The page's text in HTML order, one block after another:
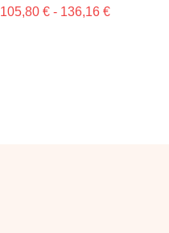
105,80 € - 136,16 €